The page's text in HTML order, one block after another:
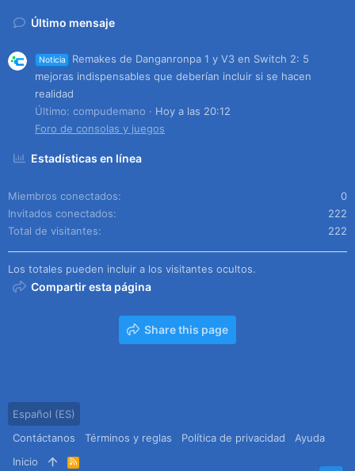
Último mensaje
Noticia
Remakes de Danganronpa 1 y V3 en Switch 2: 5
mejoras indispensables que deberían incluir si se hacen
realidad
Último: compudemano
Hoy a las 20:12
Foro de consolas y juegos
Estadísticas en línea
Miembros conectados
0
Invitados conectados
222
Total de visitantes
222
Los totales pueden incluir a los visitantes ocultos.
Compartir esta página
Share this page
Español (ES)
Contáctanos
Términos y reglas Política de privacidad
Ayuda
Inicio
R